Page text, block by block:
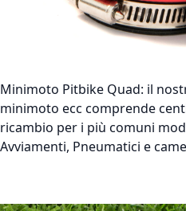
Minimoto Pitbike Quad: il
minimoto ecc comprende
ricambio per i più comuni
Avviamenti, Pneumatici e